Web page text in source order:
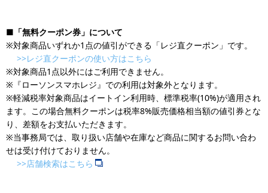
■「無料クーポン券」について
※対象商品いずれか1点の値引ができる「レジ直クーポン」です。
>>レジ直クーポンの使い方はこちら
※対象商品1点以外にはご利用できません。
※『ローソンスマホレジ』での利用は対象外となります。
※軽減税率対象商品はイートイン利用時、標準税率(10%)が適用され
ます。この場合無料クーポンは税率8%販売価格相当額の値引券とな
り、差額をお支払いただきます。
※当事務局では、取り扱い店舗や在庫など商品に関するお問い合わ
せは受け付けておりません。
>>店舗検索はこちら